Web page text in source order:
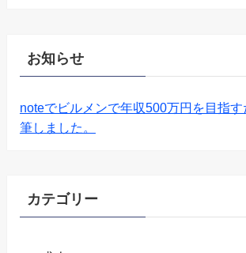
お知らせ
noteでビルメンで年収500万円を目指
筆しました。
カテゴリー